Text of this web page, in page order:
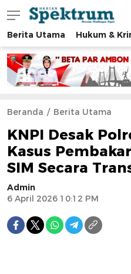
spektrumonline.com
Berita Utama Hukum &
Beranda Berita Utama
KNPI Desak
Kasus
SIM Secara
Admin
6 April 2026 10:12 PM